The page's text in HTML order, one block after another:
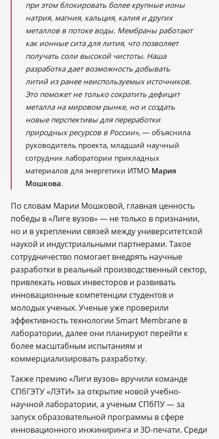
при этом блокировать более крупные ионы
натрия, магния, кальция, калия и других
металлов в потоке воды. Мембраны работают
как ионные сита для лития, что позволяет
получать соли высокой чистоты. Наша
разработка дает возможность добывать
литий из ранее неиспользуемых источников.
Это поможет не только сократить дефицит
металла на мировом рынке, но и создать
новые перспективы для переработки
природных ресурсов в России», — объяснила
руководитель проекта, младший научный
сотрудник лаборатории прикладных
материалов для энергетики ИТМО Мария
Мошкова.
По словам Марии Мошковой, главная ценность
победы в «Лиге вузов» — не только в признании,
но и в укреплении связей между университетской
наукой и индустриальными партнерами. Такое
сотрудничество помогает внедрять научные
разработки в реальный производственный сектор,
привлекать новых инвесторов и развивать
инновационные компетенции студентов и
молодых ученых. Ученые уже проверили
эффективность технологии Smart Membrane в
лаборатории, далее они планируют перейти к
более масштабным испытаниям и
коммерциализировать разработку.
Также премию «Лиги вузов» вручили команде
СПбГЭТУ «ЛЭТИ» за открытие новой учебно-
научной лаборатории, а ученым СПбПУ — за
запуск образовательной программы в сфере
инновационного инжиниринга и 3D-печати. Среди